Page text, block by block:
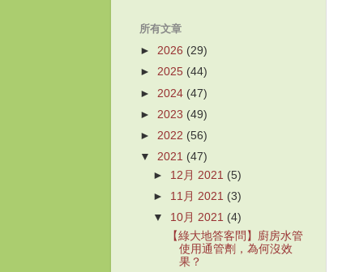
所有文章
► 2026 (29)
► 2025 (44)
► 2024 (47)
► 2023 (49)
► 2022 (56)
▼ 2021 (47)
► 12月 2021 (5)
► 11月 2021 (3)
▼ 10月 2021 (4)
【綠大地答客問】廚房水管
使用通管劑，為何沒效
果？